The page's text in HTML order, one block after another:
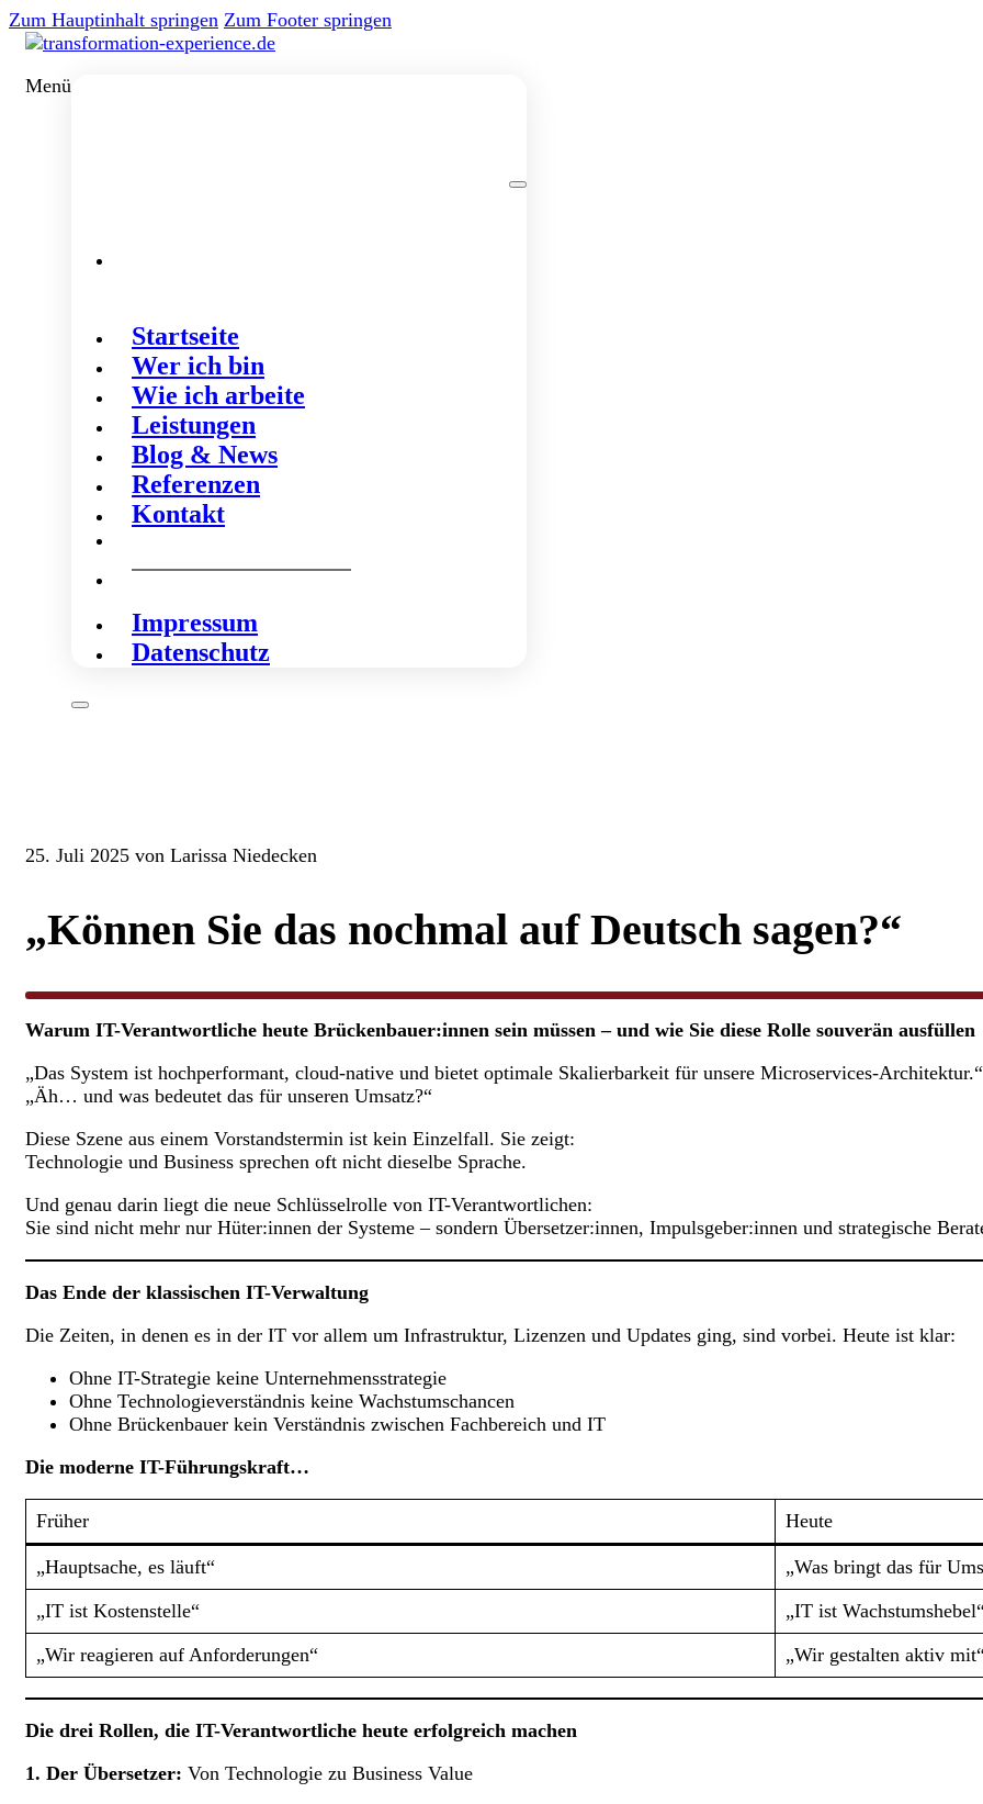
Zum Hauptinhalt springen Zum Footer springen
Menü
Startseite
Wer ich bin
Wie ich arbeite
Leistungen
Blog & News
Referenzen
Kontakt
Impressum
Datenschutz
25. Juli 2025 von Larissa Niedecken
„Können Sie das nochmal auf Deutsch sagen?“
Warum IT-Verantwortliche heute Brückenbauer:innen sein müssen – und wie Sie diese Rolle souverän ausfüllen
„Das System ist hochperformant, cloud-native und bietet optimale Skalierbarkeit für unsere Microservices-Architektur.“
„Äh… und was bedeutet das für unseren Umsatz?“
Diese Szene aus einem Vorstandstermin ist kein Einzelfall. Sie zeigt:
Technologie und Business sprechen oft nicht dieselbe Sprache.
Und genau darin liegt die neue Schlüsselrolle von IT-Verantwortlichen:
Sie sind nicht mehr nur Hüter:innen der Systeme – sondern Übersetzer:innen, Impulsgeber:innen und strategische
Das Ende der klassischen IT-Verwaltung
Die Zeiten, in denen es in der IT vor allem um Infrastruktur, Lizenzen und Updates ging, sind vorbei. Heute ist klar:
Ohne IT-Strategie keine Unternehmensstrategie
Ohne Technologieverständnis keine Wachstumschancen
Ohne Brückenbauer kein Verständnis zwischen Fachbereich und IT
Die moderne IT-Führungskraft…
Früher Heute
„Hauptsache, es läuft“
„Was bringt das für
„IT ist Kostenstelle“
„IT ist
„Wir reagieren auf Anforderungen“
„Wir gestalten aktiv
Die drei Rollen, die IT-Verantwortliche heute erfolgreich machen
1. Der Übersetzer: Von Technologie zu Business Value